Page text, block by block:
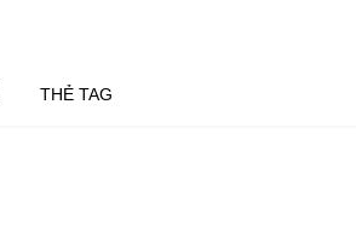
THẺ TAG